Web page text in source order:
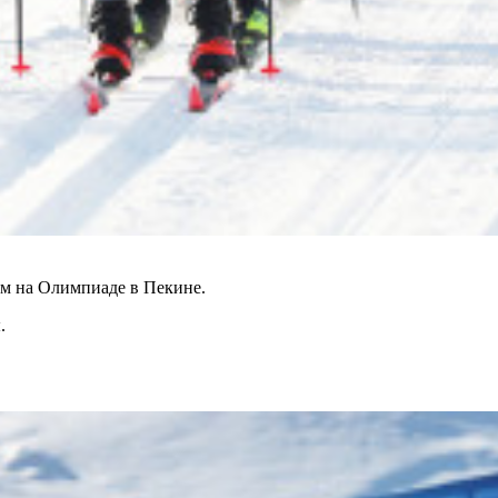
на Олимпиаде в Пекине.